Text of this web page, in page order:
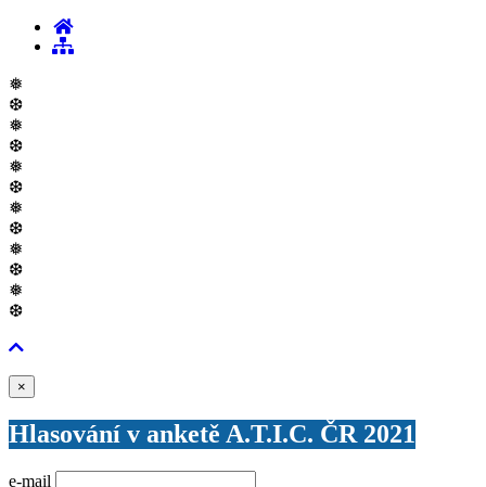
❅
❆
❅
❆
❅
❆
❅
❆
❅
❆
❅
❆
×
Hlasování v anketě A.T.I.C. ČR 2021
e-mail